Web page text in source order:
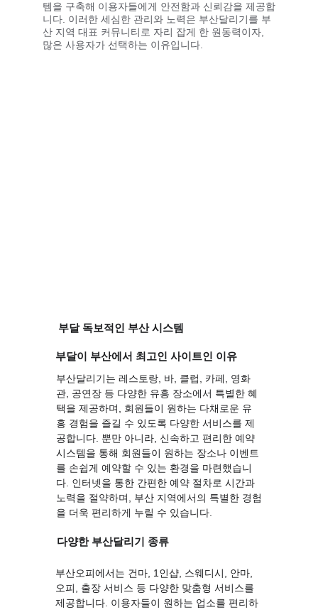
템을 구축해 이용자들에게 안전함과 신뢰감을 제공합
니다. 이러한 세심한 관리와 노력은 부산달리기를 부
산 지역 대표 커뮤니티로 자리 잡게 한 원동력이자,
많은 사용자가 선택하는 이유입니다.
부달이 부산에서 최고인 사이트인 이유
부산달리기는 레스토랑, 바, 클럽, 카페, 영화
관, 공연장 등 다양한 유흥 장소에서 특별한 혜
택을 제공하며, 회원들이 원하는 다채로운 유
흥 경험을 즐길 수 있도록 다양한 서비스를 제
공합니다. 뿐만 아니라, 신속하고 편리한 예약
시스템을 통해 회원들이 원하는 장소나 이벤트
를 손쉽게 예약할 수 있는 환경을 마련했습니
다. 인터넷을 통한 간편한 예약 절차로 시간과
노력을 절약하며, 부산 지역에서의 특별한 경험
을 더욱 편리하게 누릴 수 있습니다.
부달 독보적인 부산 시스템
다양한 부산달리기 종류
부산오피에서는 건마, 1인샵, 스웨디시, 안마,
오피, 출장 서비스 등 다양한 맞춤형 서비스를
제공합니다. 이용자들이 원하는 업소를 편리하